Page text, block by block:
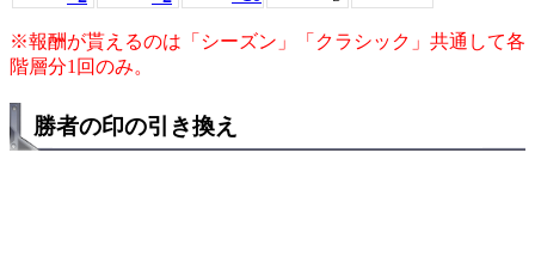
※報酬が貰えるのは「シーズン」「クラシック」共通して各
階層分1回のみ。
勝者の印の引き換え